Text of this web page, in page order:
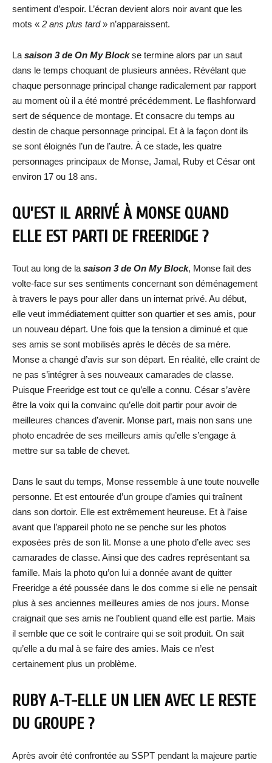
sentiment d’espoir. L’écran devient alors noir avant que les
mots « 2 ans plus tard» n’apparaissent.
La saison 3 de On My Blockse termine alors par un saut
dans le temps choquant de plusieurs années. Révélant que
chaque personnage principal change radicalement par rapport
au moment où il a été montré précédemment. Le flashforward
sert de séquence de montage. Et consacre du temps au
destin de chaque personnage principal. Et à la façon dont ils
se sont éloignés l’un de l’autre. À ce stade, les quatre
personnages principaux de Monse, Jamal, Ruby et César ont
environ 17 ou 18 ans.
QU’EST IL ARRIVÉ À MONSE QUAND
ELLE EST PARTI DE FREERIDGE ?
Tout au long de la saison 3 de On My Block, Monse fait des
volte-face sur ses sentiments concernant son déménagement
à travers le pays pour aller dans un internat privé. Au début,
elle veut immédiatement quitter son quartier et ses amis, pour
un nouveau départ. Une fois que la tension a diminué et que
ses amis se sont mobilisés après le décès de sa mère.
Monse a changé d’avis sur son départ. En réalité, elle craint de
ne pas s’intégrer à ses nouveaux camarades de classe.
Puisque Freeridge est tout ce qu’elle a connu. César s’avère
être la voix qui la convainc qu’elle doit partir pour avoir de
meilleures chances d’avenir. Monse part, mais non sans une
photo encadrée de ses meilleurs amis qu’elle s’engage à
mettre sur sa table de chevet.
Dans le saut du temps, Monse ressemble à une toute nouvelle
personne. Et est entourée d’un groupe d’amies qui traînent
dans son dortoir. Elle est extrêmement heureuse. Et à l’aise
avant que l’appareil photo ne se penche sur les photos
exposées près de son lit. Monse a une photo d’elle avec ses
camarades de classe. Ainsi que des cadres représentant sa
famille. Mais la photo qu’on lui a donnée avant de quitter
Freeridge a été poussée dans le dos comme si elle ne pensait
plus à ses anciennes meilleures amies de nos jours. Monse
craignait que ses amis ne l’oublient quand elle est partie. Mais
il semble que ce soit le contraire qui se soit produit. On sait
qu’elle a du mal à se faire des amies. Mais ce n’est
certainement plus un problème.
RUBY A-T-ELLE UN LIEN AVEC LE RESTE
DU GROUPE ?
Après avoir été confrontée au SSPT pendant la majeure partie